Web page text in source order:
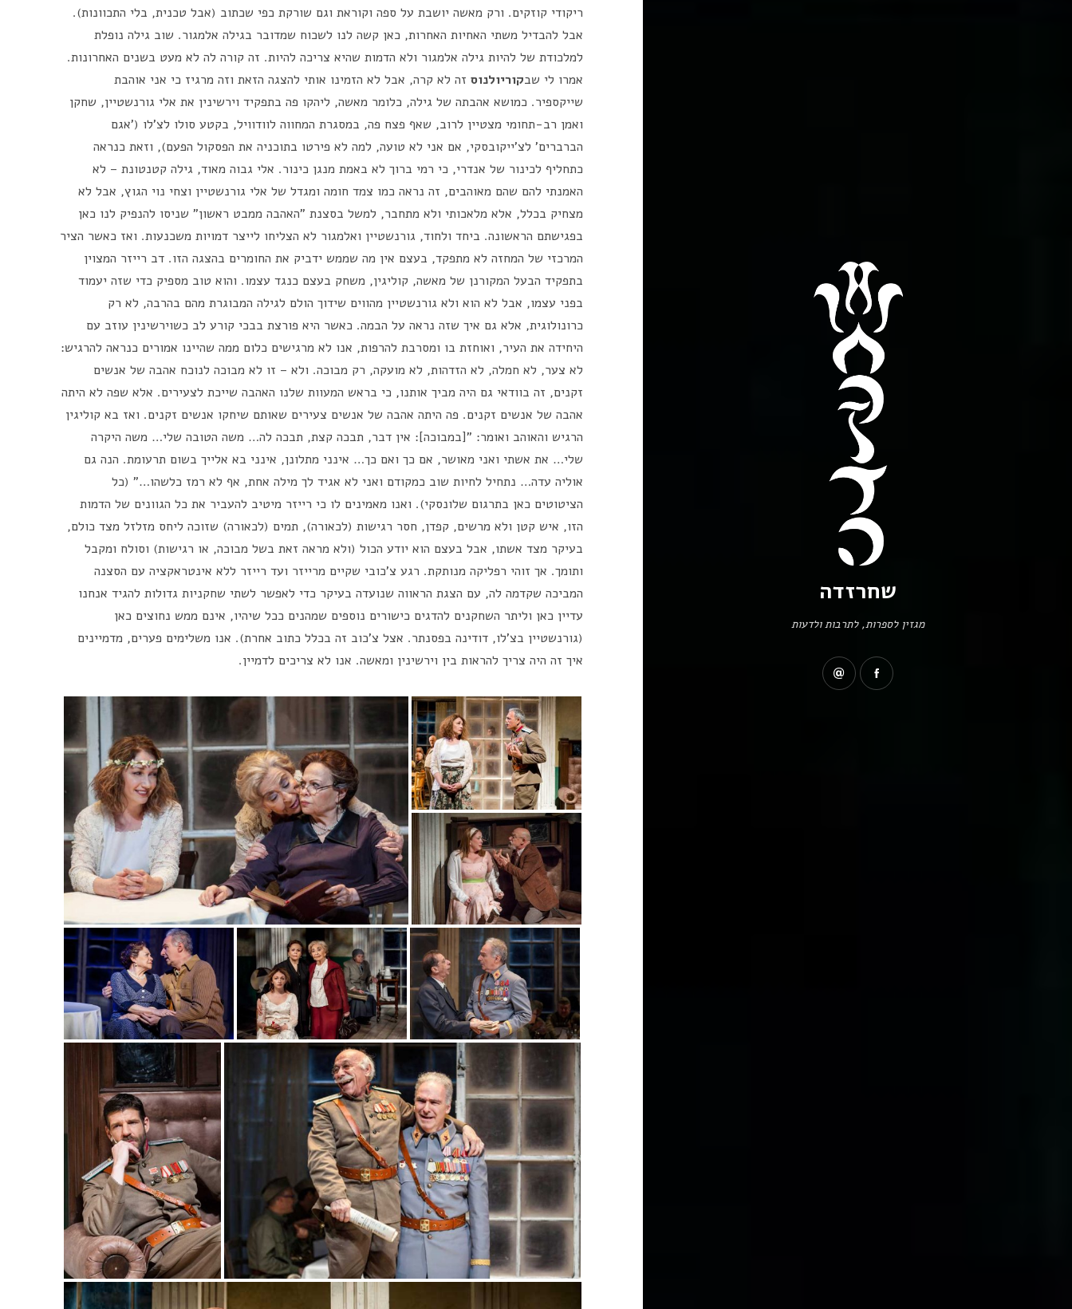
שחרזדה
מגזין לספרות, לתרבות ולדעות
ריקודי קוזקים. ורק מאשה יושבת על ספה וקוראת וגם שורקת כפי שכתוב (אבל טכנית, בלי התכוונות).
אבל להבדיל משתי האחיות האחרות, כאן קשה לנו לשכוח שמדובר בגילה אלמגור. שוב גילה נופלת
למלכודת של להיות גילה אלמגור ולא הדמות שהיא צריכה להיות. זה קורה לה לא מעט בשנים האחרונות.
אמרו לי שבקוריולנוסזה לא קרה, אבל לא הזמינו אותי להצגה הזאת וזה מרגיז כי אני אוהבת
שייקספיר. כמושא אהבתה של גילה, כלומר מאשה, ליהקו פה בתפקיד וירשינין את אלי גורנשטיין, שחקן
ואמן רב-תחומי מצטיין לרוב, שאף פצח פה, במסגרת המחווה לוודוויל, בקטע סולו לצ'לו ('אגם
הברברים' לצ'ייקובסקי, אם אני לא טועה, למה לא פירטו בתוכניה את הפסקול הפעם), וזאת כנראה
כתחליף לכינור של אנדרי, כי רמי ברוך לא באמת מנגן כינור. אלי גבוה מאוד, גילה קטנטונת – לא
האמנתי להם שהם מאוהבים, זה נראה כמו צמד חומה ומגדל של אלי גורנשטיין וצחי נוי הגוץ, אבל לא
מצחיק בכלל, אלא מלאכותי ולא מתחבר, למשל בסצנת "האהבה ממבט ראשון" שניסו להנפיק לנו כאן
בפגישתם הראשונה. ביחד ולחוד, גורנשטיין ואלמגור לא הצליחו לייצר דמויות משכנעות. ואז כאשר הציר
המרכזי של המחזה לא מתפקד, בעצם אין מה שממש ידביק את החומרים בהצגה הזו. דב רייזר המצוין
בתפקיד הבעל המקורנן של מאשה, קוליגין, משחק בעצם כנגד עצמו. והוא טוב מספיק כדי שזה יעמוד
בפני עצמו, אבל לא הוא ולא גורנשטיין מהווים שידוך הולם לגילה המבוגרת מהם בהרבה, לא רק
כרונולוגית, אלא גם איך שזה נראה על הבמה. כאשר היא פורצת בבכי קורע לב כשוירשינין עוזב עם
היחידה את העיר, ואוחזת בו ומסרבת להרפות, אנו לא מרגישים כלום ממה שהיינו אמורים כנראה להרגיש:
לא צער, לא חמלה, לא הזדהות, לא מועקה, רק מבוכה. ולא – זו לא מבוכה לנוכח אהבה של אנשים
זקנים, זה בוודאי גם היה מביך אותנו, כי בראש המעוות שלנו האהבה שייכת לצעירים. אלא שפה לא היתה
אהבה של אנשים זקנים. פה היתה אהבה של אנשים צעירים שאותם שיחקו אנשים זקנים. ואז בא קוליגין
הרגיש והאוהב ואומר: "[במבוכה]: אין דבר, תבכה קצת, תבכה לה… משה הטובה שלי… משה היקרה
שלי… את אשתי ואני מאושר, אם כך ואם כך… אינני מתלונן, אינני בא אלייך בשום תרעומת. הנה גם
אוליה עדה… נתחיל לחיות שוב כמקודם ואני לא אגיד לך מילה אחת, אף לא רמז כלשהו…" (כל
הציטוטים כאן בתרגום שלונסקי). ואנו מאמינים לו כי רייזר מיטיב להעביר את כל הגוונים של הדמות
הזו, איש קטן ולא מרשים, קפדן, חסר רגישות (לכאורה), תמים (לכאורה) שזוכה ליחס מזלזל מצד כולם,
בעיקר מצד אשתו, אבל בעצם הוא יודע הכול (ולא מראה זאת בשל מבוכה, או רגישות) וסולח ומקבל
ותומך. אך זוהי רפליקה מנותקת. רגע צ'כובי שקיים מרייזר ועד רייזר ללא אינטראקציה עם הסצנה
המביכה שקדמה לה, עם הצגת הראווה שנועדה בעיקר כדי לאפשר לשתי שחקניות גדולות להגיד אנחנו
עדיין כאן וליתר השחקנים להדגים כישורים נוספים שמהנים ככל שיהיו, אינם ממש נחוצים כאן
(גורנשטיין בצ'לו, דודינה בפסנתר. אצל צ'כוב זה בכלל כתוב אחרת). אנו משלימים פערים, מדמיינים
איך זה היה צריך להראות בין וירשינין ומאשה. אנו לא צריכים לדמיין.